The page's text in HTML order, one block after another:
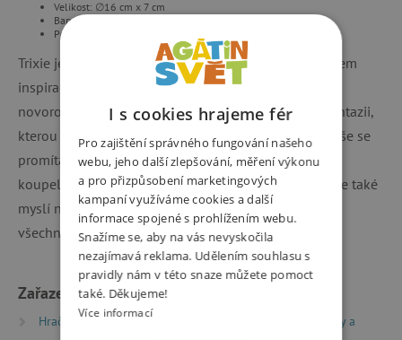
Velikost: ∅16 cm x 7 cm
Barva: Modrá
Péče: prát na 30 °C
Trixie je belgická značka, pro kterou je hlavním zdrojem
inspirace nekonečná představivost našich dětí. Od
novorozence až po teenagery mají děti obrovskou fantazii,
kterou používají k objevování světa kolem sebe. To vše se
promítá do návrhů hraček, doplňků do pokojíčku, do
koupelny, při stolování nebo potřeb do školky. V Trixie také
myslí na budoucnost našich dětí, a proto jsou skoro
všechny výrobky vyrobeny z organické bavlny.
Zařazeno v kategoriích
Hračky dle typu
Dětské kabelky a
I s cookies hrajeme fér
Pro zajištění správného fungování našeho
webu, jeho další zlepšování, měření výkonu
a pro přizpůsobení marketingových
kampaní využíváme cookies a další
informace spojené s prohlížením webu.
Snažíme se, aby na vás nevyskočila
nezajímavá reklama. Udělením souhlasu s
pravidly nám v této snaze můžete pomoct
také. Děkujeme!
Více informací